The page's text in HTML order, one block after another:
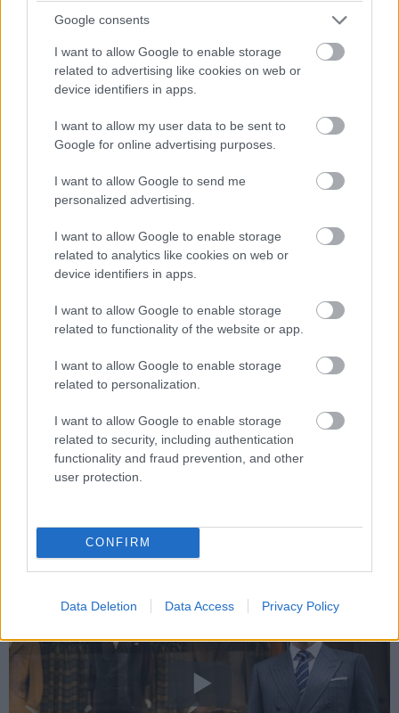
Google consents
I want to allow Google to enable storage
related to advertising like cookies on web or
device identifiers in apps.
I want to allow my user data to be sent to
Google for online advertising purposes.
I want to allow Google to send me
personalized advertising.
I want to allow Google to enable storage
related to analytics like cookies on web or
device identifiers in apps.
I want to allow Google to enable storage
related to functionality of the website or app.
I want to allow Google to enable storage
related to personalization.
I want to allow Google to enable storage
related to security, including authentication
functionality and fraud prevention, and other
user protection.
CONFIRM
Data Deletion Data Access Privacy Policy
visszaköszön azX-Men: Az elsőkritmustalansága, noha
kevésbé bántóan, a női karakterek közül pedig
egyértelműen Sofia Boutella pengelábú amazonja marad
meg az emberben, vagy esetleg a svéd királynő (és annak
hálája), a Roxyt alakító Sophie Cookson bántóan szürke a
játékidejéhez képest. Viszont a fináléban jobban előtérbe
kerülő Strong - és a dinamikája Edgertonnal - felettébb
méltóságot az egésznek.
De ezek tényleg csak apró nüanszok a nagy egészt
tekintve és mit sem vonnak le a film és rendezője
terepén jelenleg ő a király.